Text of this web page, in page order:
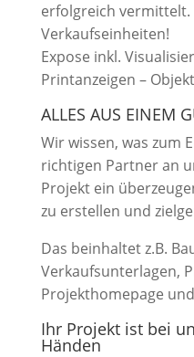
erfolgreich
Verkaufseinheiten!
Expose inkl.
Printanzeigen –
ALLES AUS EINEM
Wir wissen, was zum
richtigen Partner an
Projekt ein
zu erstellen und
Das beinhaltet z.B.
Verkaufsunterlagen,
Projekthomepage
Ihr Projekt ist bei
Händen